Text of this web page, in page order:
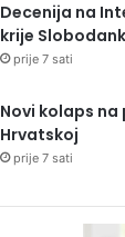
Decenija na
krije
prije 7 sati
Novi kolaps na
Hrvatskoj
prije 7 sati